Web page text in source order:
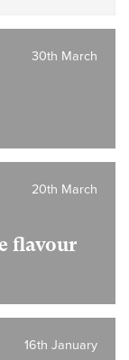
30th March
flavour
20th March
16th January